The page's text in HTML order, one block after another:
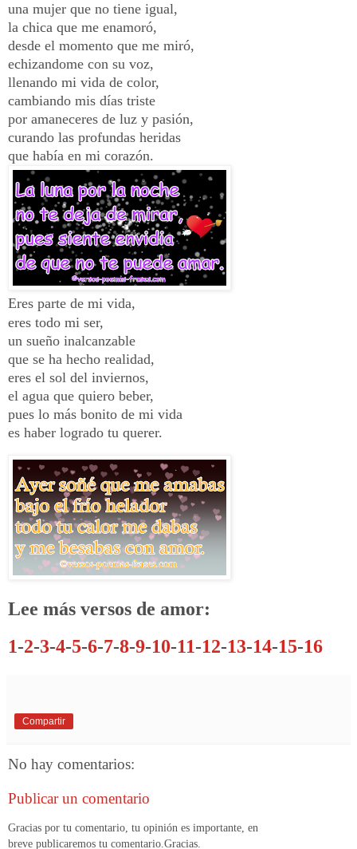
una mujer que no tiene igual,
la chica que me enamoró,
desde el momento que me miró,
echizandome con su voz,
llenando mi vida de color,
cambiando mis días triste
por amaneceres de luz y pasión,
curando las profundas heridas
que había en mi corazón.
Eres parte de mi vida,
eres todo mi ser,
un sueño inalcanzable
que se ha hecho realidad,
eres el sol del inviernos,
el agua que quiero beber,
pues lo más bonito de mi vida
es haber logrado tu querer.
Lee más versos de amor:
1-2-3-4-5-6-7-8-9-10-11-12-13-14-15-16
Compartir
No hay comentarios:
Publicar un comentario
Gracias por tu comentario, tu opinión es importante, en
breve publicaremos tu comentario.Gracias.